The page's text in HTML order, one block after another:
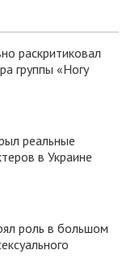
раскритиковал
группы «Ногу
реальные
в Украине
роль в большом